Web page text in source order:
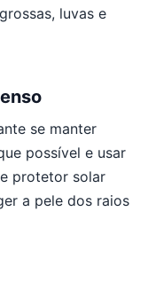
luvas e
se manter
possível e usar
protetor solar
a pele dos raios